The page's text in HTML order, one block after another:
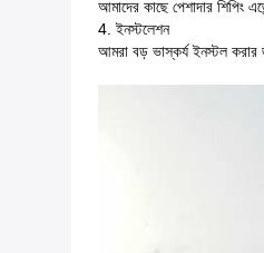
আমাদের কাছে পেশাদার শিপিং
4. ইনস্টলেশন
আমরা বড় ভাস্কর্য ইনস্টল করার